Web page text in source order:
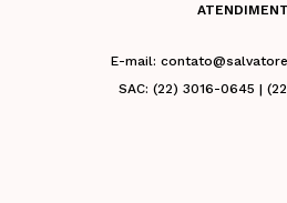
E-mail:
SAC: (22) 3016-0645 |